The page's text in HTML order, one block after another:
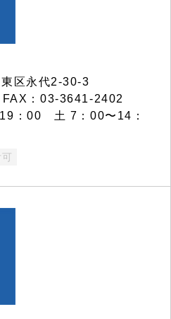
区永代2-30-3
：03-3641-2402
：00 土 7：00〜14：